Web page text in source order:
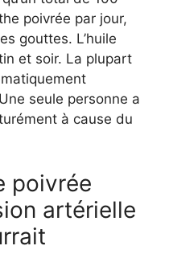
poivrée par jour,
gouttes. L’huile
et soir. La plupart
seule personne a
à cause du
poivrée
artérielle